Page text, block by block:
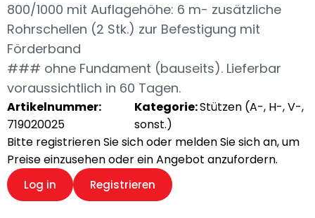
800/1000 mit Auflagehöhe: 6 m- zusätzliche
Rohrschellen (2 Stk.) zur Befestigung mit
Förderband
### ohne Fundament (bauseits). Lieferbar
voraussichtlich in 60 Tagen.
Artikelnummer:
719020025
Kategorie:Stützen (A-, H-, V-,
sonst.)
Bitte registrieren Sie sich oder melden Sie sich an, um
Preise einzusehen oder ein Angebot anzufordern.
Log in Registrieren